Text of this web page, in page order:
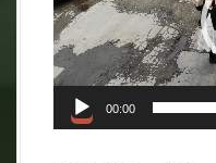
レ
ー
ヤ
00:00